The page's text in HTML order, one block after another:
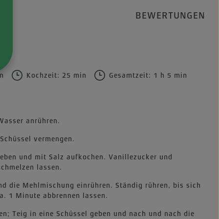
BEWERTUNGEN
Kochzeit: 25 min Gesamtzeit: 1 h 5 min
anrühren.
vermengen.
und mit Salz aufkochen. Vanillezucker und
lassen.
die Mehlmischung einrühren. Ständig rühren, bis sich
1 Minute abbrennen lassen.
Teig in eine Schüssel geben und nach und nach die